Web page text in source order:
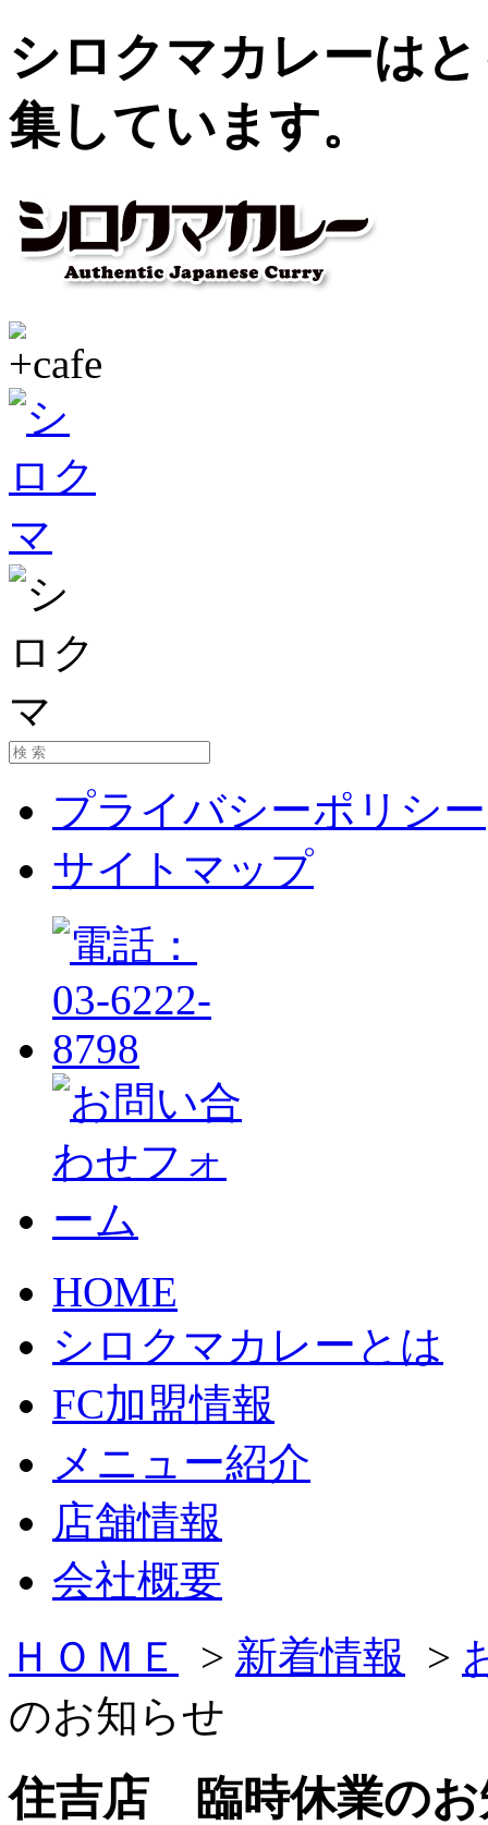
シロクマカレーは
集しています。
プライバシーポリシー
サイトマップ
HOME
シロクマカレーとは
FC加盟情報
メニュー紹介
店舗情報
会社概要
ＨＯＭＥ
> 新着情報 >
のお知らせ
住吉店 臨時休業のお